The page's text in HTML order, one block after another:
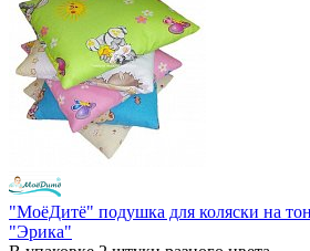
"МоёДитё" подушка для коляски на
"Эрика"